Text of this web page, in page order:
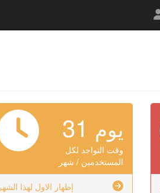
يوم
وقت التواجد لكل
المستخدمين / شهر
إظهار الاول لهذا الشهر